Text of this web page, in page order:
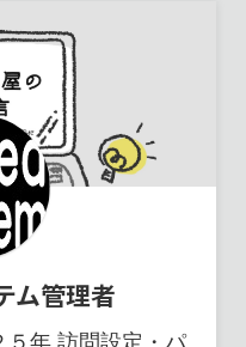
ム管理者
年 訪問設定・パ